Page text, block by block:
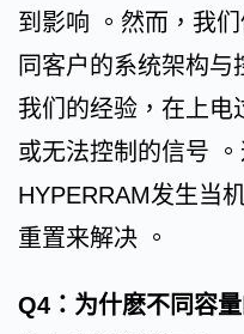
到影响 。然而，我
同客户的系统架构
我们的经验，在上电
或无法控制的信号
HYPERRAM发生当
重置来解决 。
Q4：为什麽不同容